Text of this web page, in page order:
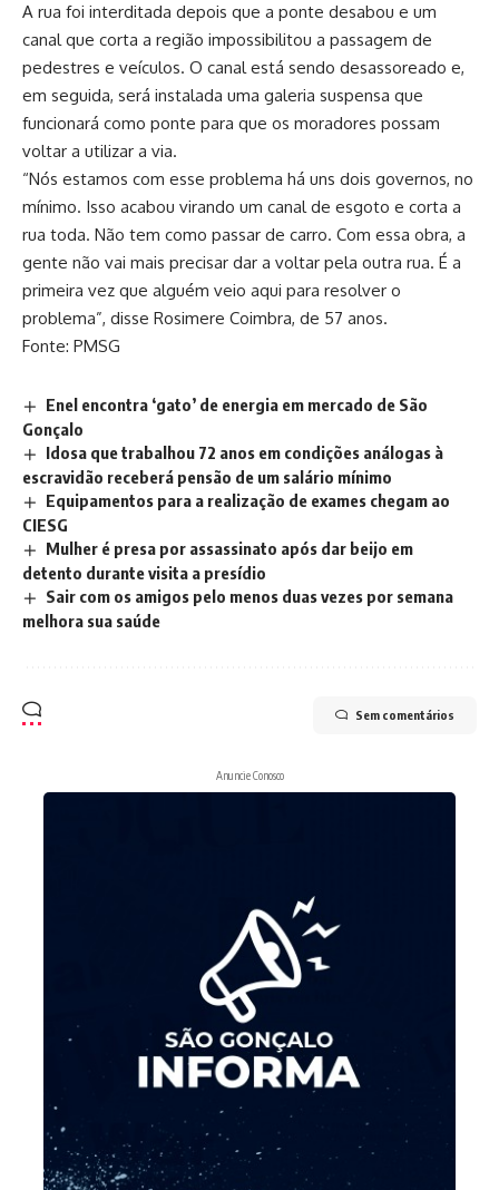
A rua foi interditada depois que a ponte desabou e um
canal que corta a região impossibilitou a passagem de
pedestres e veículos. O canal está sendo desassoreado e,
em seguida, será instalada uma galeria suspensa que
funcionará como ponte para que os moradores possam
voltar a utilizar a via.
“Nós estamos com esse problema há uns dois governos, no
mínimo. Isso acabou virando um canal de esgoto e corta a
rua toda. Não tem como passar de carro. Com essa obra, a
gente não vai mais precisar dar a voltar pela outra rua. É a
primeira vez que alguém veio aqui para resolver o
problema”, disse Rosimere Coimbra, de 57 anos.
Fonte: PMSG
Enel encontra ‘gato’ de energia em mercado de São
Gonçalo
Idosa que trabalhou 72 anos em condições análogas à
escravidão receberá pensão de um salário mínimo
Equipamentos para a realização de exames chegam ao
CIESG
Mulher é presa por assassinato após dar beijo em
detento durante visita a presídio
Sair com os amigos pelo menos duas vezes por semana
melhora sua saúde
Sem comentários
Anuncie Conosco